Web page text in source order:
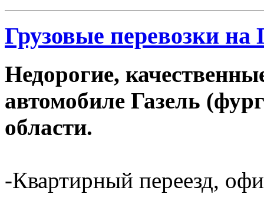
Грузовые перевозки
Недорогие,
автомобиле Газель
области.
-Квартирный переезд,